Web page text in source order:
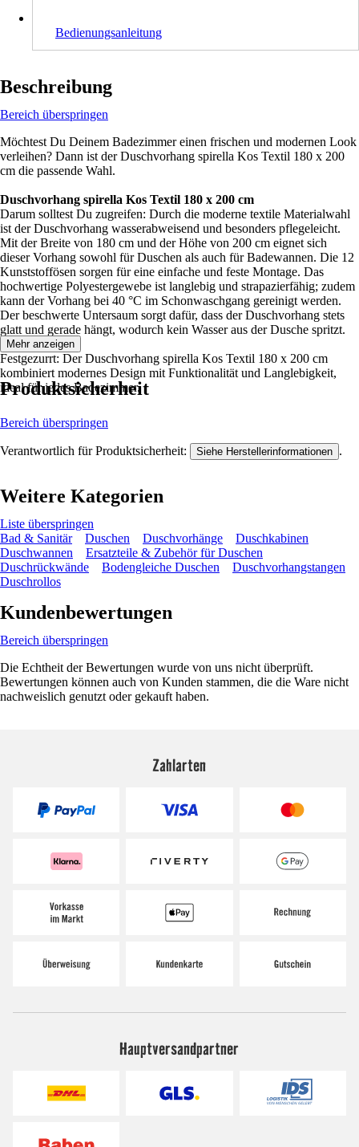
Bedienungsanleitung
Beschreibung
Bereich überspringen
Möchtest Du Deinem Badezimmer einen frischen und modernen Look
verleihen? Dann ist der Duschvorhang spirella Kos Textil 180 x 200
cm die passende Wahl.
Duschvorhang spirella Kos Textil 180 x 200 cm
Darum solltest Du zugreifen: Durch die moderne textile Materialwahl
ist der Duschvorhang wasserabweisend und besonders pflegeleicht.
Mit der Breite von 180 cm und der Höhe von 200 cm eignet sich
dieser Vorhang sowohl für Duschen als auch für Badewannen. Die 12
Kunststoffösen sorgen für eine einfache und feste Montage. Das
hochwertige Polyestergewebe ist langlebig und strapazierfähig; zudem
kann der Vorhang bei 40 °C im Schonwaschgang gereinigt werden.
Der beschwerte Untersaum sorgt dafür, dass der Duschvorhang stets
glatt und gerade hängt, wodurch kein Wasser aus der Dusche spritzt.
Festgezurrt: Der Duschvorhang spirella Kos Textil 180 x 200 cm
kombiniert modernes Design mit Funktionalität und Langlebigkeit,
ideal für jedes Badezimmer.
Mehr anzeigen
Produktsicherheit
Bereich überspringen
Verantwortlich für Produktsicherheit: Siehe Herstellerinformationen .
Weitere Kategorien
Liste überspringen
Bad & Sanitär
Duschen Duschvorhänge
Duschkabinen
Duschwannen
Ersatzteile & Zubehör für Duschen
Duschrückwände
Bodengleiche Duschen
Duschvorhangstangen
Duschrollos
Kundenbewertungen
Bereich überspringen
Die Echtheit der Bewertungen wurde von uns nicht überprüft.
Bewertungen können auch von Kunden stammen, die die Ware nicht
nachweislich genutzt oder gekauft haben.
Zahlarten
Hauptversandpartner